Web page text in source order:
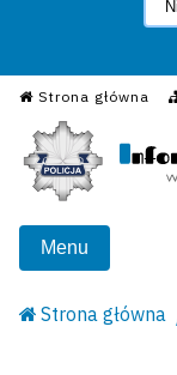
Strona główna
Menu
Strona główna